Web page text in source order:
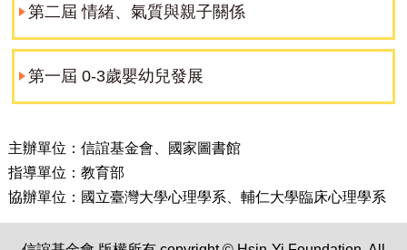
第二屆 情緒、氣質與親子關係
第一屆 0-3歲嬰幼兒發展
主辦單位：信誼基金會、國家圖書館
指導單位：教育部
協辦單位：國立臺灣大學心理學系、輔仁大學臨床心理學系